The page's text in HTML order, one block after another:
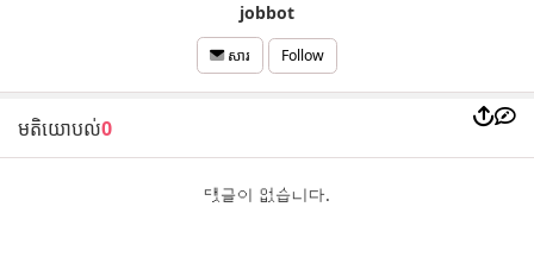
jobbot
សារ Follow
មតិយោបល់0
댓글이 없습니다.